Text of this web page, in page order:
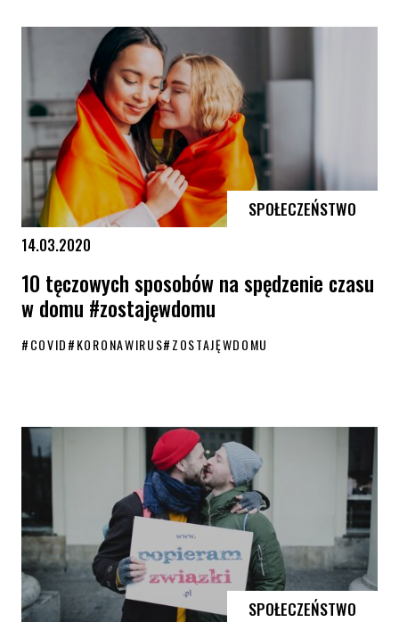
SPOŁECZEŃSTWO
14.03.2020
10 tęczowych sposobów na spędzenie czasu
w domu #zostajęwdomu
#COVID#KORONAWIRUS#ZOSTAJĘWDOMU
SPOŁECZEŃSTWO